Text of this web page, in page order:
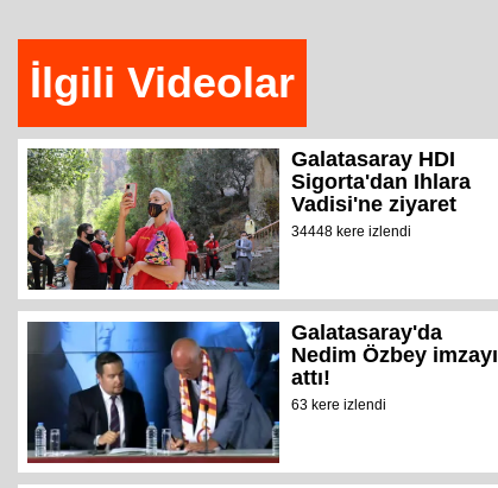
İlgili Videolar
Galatasaray HDI
Sigorta'dan Ihlara
Vadisi'ne ziyaret
34448 kere izlendi
Galatasaray'da
Nedim Özbey imzayı
attı!
63 kere izlendi